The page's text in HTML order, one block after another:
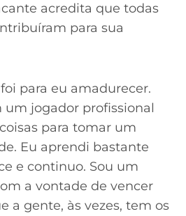
acredita que todas
para sua
para eu amadurecer.
um jogador profissional
para tomar um
Eu aprendi bastante
e continuo. Sou um
a vontade de vencer
a gente, às vezes, tem os